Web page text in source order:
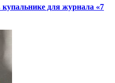
для журнала «7